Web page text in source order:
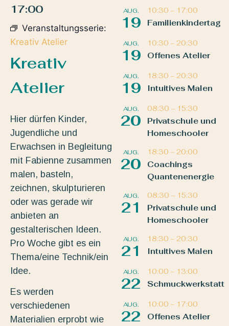
17:00
Veranstaltungsserie:
Kreativ Atelier
Kreativ
Atelier
Hier dürfen Kinder,
Jugendliche und
Erwachsen in Begleitung
mit Fabienne zusammen
malen, basteln,
zeichnen, skulpturieren
oder was gerade wir
anbieten an
gestalterischen Ideen.
Pro Woche gibt es ein
Thema/eine Technik/ein
Idee.
Es werden
verschiedenen
Materialien erprobt wie
AUG.
19
10:30 – 17:00
Familienkindertag
AUG.
19
10:30 – 20:30
Offenes Atelier
AUG.
19
18:30 – 20:30
Intuitives Malen
AUG.
20
08:30 – 15:30
Privatschule und
Homeschooler
AUG.
20
18:30 – 20:00
Coachings
Quantenenergie
AUG.
21
08:30 – 15:30
Privatschule und
Homeschooler
AUG.
21
18:30 – 20:30
Intuitives Malen
AUG.
22
10:00 – 13:00
Schmuckwerkstatt
AUG.
22
10:00 – 17:00
Offenes Atelier